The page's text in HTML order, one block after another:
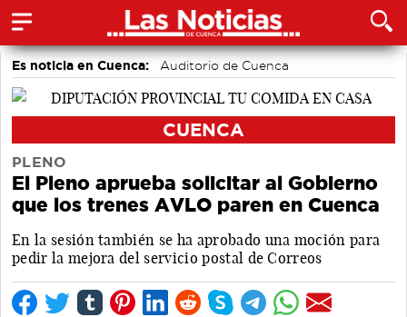
Es noticia en Cuenca: Auditorio de Cuenca
CUENCA
PLENO
El Pleno aprueba solicitar al Gobierno
que los trenes AVLO paren en Cuenca
En la sesión también se ha aprobado una moción para
pedir la mejora del servicio postal de Correos